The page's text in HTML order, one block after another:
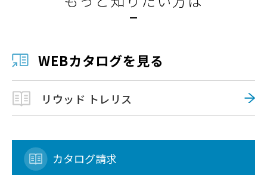
WEBカタログを見る
リウッド トレリス
カタログ請求